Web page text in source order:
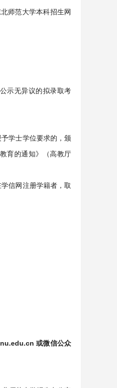
师范大学本科招生网
示无异议的拟录取考
学士学位要求的，颁
育的通知》（高教厅
信网注册学籍者，取
或微信公众